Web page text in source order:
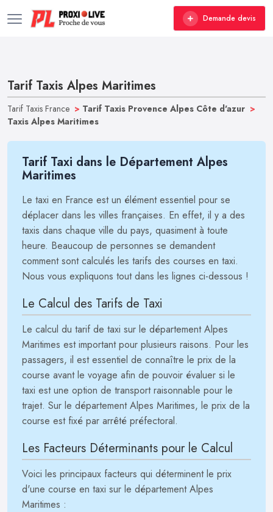
Demande devis
Tarif Taxis Alpes Maritimes
Tarif Taxis France > Tarif Taxis Provence Alpes Côte d'azur >
Taxis Alpes Maritimes
Tarif Taxi dans le Département Alpes
Maritimes
Le taxi en France est un élément essentiel pour se
déplacer dans les villes françaises. En effet, il y a des
taxis dans chaque ville du pays, quasiment à toute
heure. Beaucoup de personnes se demandent
comment sont calculés les tarifs des courses en taxi.
Nous vous expliquons tout dans les lignes ci-dessous !
Le Calcul des Tarifs de Taxi
Le calcul du tarif de taxi sur le département Alpes
Maritimes est important pour plusieurs raisons. Pour les
passagers, il est essentiel de connaître le prix de la
course avant le voyage afin de pouvoir évaluer si le
taxi est une option de transport raisonnable pour le
trajet. Sur le département Alpes Maritimes, le prix de la
course est fixé par arrêté préfectoral.
Les Facteurs Déterminants pour le Calcul
Voici les principaux facteurs qui déterminent le prix
d'une course en taxi sur le département Alpes
Maritimes :